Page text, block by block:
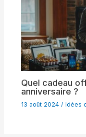
Quel cadeau
anniversaire ?
13 août 2024 /Idées